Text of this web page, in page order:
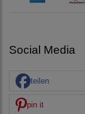
Social Media
teilen
pin it